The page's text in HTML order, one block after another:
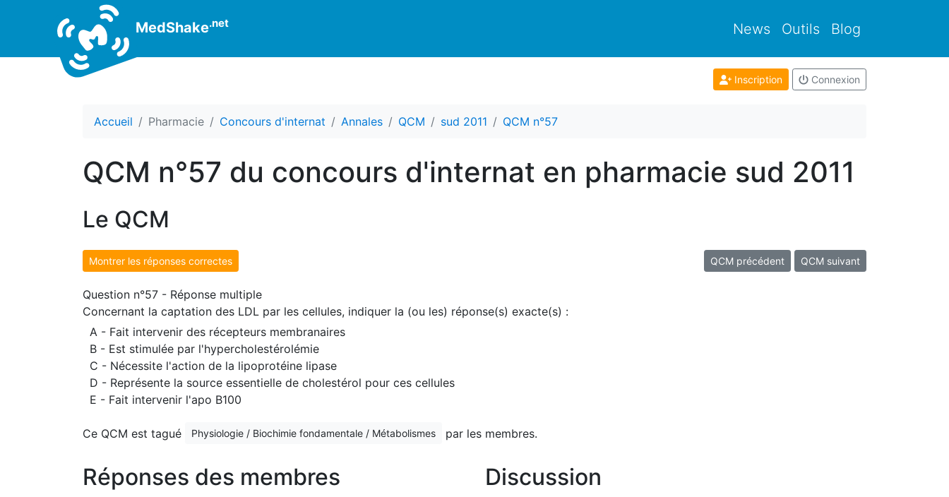
MedShake.net News Outils Blog
Inscription Connexion
Accueil Pharmacie Concours d'internat Annales QCM sud 2011 QCM n°57
QCM n°57 du concours d'internat en pharmacie sud 2011
Le QCM
Montrer les réponses correctes QCM précédent QCM suivant
Question n°57 - Réponse multiple
Concernant la captation des LDL par les cellules, indiquer la (ou les) réponse(s) exacte(s) :
A - Fait intervenir des récepteurs membranaires
B - Est stimulée par l'hypercholestérolémie
C - Nécessite l'action de la lipoprotéine lipase
D - Représente la source essentielle de cholestérol pour ces cellules
E - Fait intervenir l'apo B100
Ce QCM est tagué Physiologie / Biochimie fondamentale / Métabolismes par les membres.
Réponses des membres Discussion